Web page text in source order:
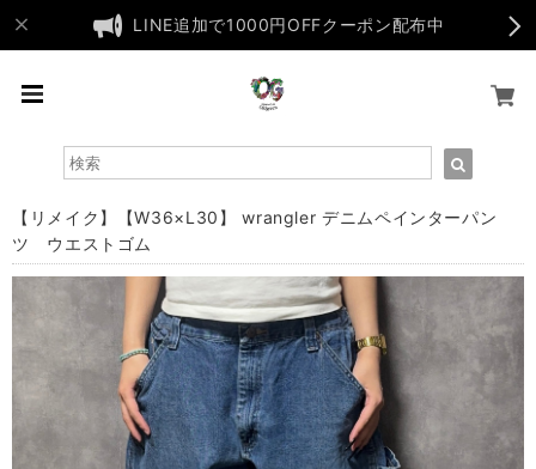
LINE追加で1000円OFFクーポン配布中
【リメイク】【W36×L30】 wrangler デニムペインターパン
ツ ウエストゴム